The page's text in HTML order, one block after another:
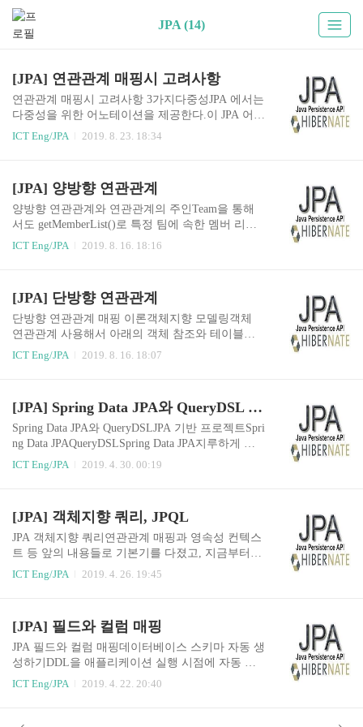
JPA (14)
[JPA] 연관관계 매핑시 고려사항
연관관계 매핑시 고려사항 3가지다중성JPA 에서는
다중성을 위한 어노테이션을 제공한다.이 JPA 어노
테이션들은 DB와 매핑하기 위해 존재 한다.그래서
데이터베이스 관점에서의 다중성을 기준으로 고민
다중성을 고민하다가 풀리지 않으면 대칭성을 고
려하자. 다중성의 관계들은 대칭성을 다 가지고 있
다. 예를 들면, 회원과 팀 - 팀과 회원 둘다를 고려
단방향 연관관계 - https://ict-nroo.tistory.com/121양
ICT Eng/JPA 2019. 8. 23. 18:34
[JPA] 양방향 연관관계
양방향 연관관계와 연관관계의 주인Team을 통해
서도 getMemberList()로 특정 팀에 속한 멤버 리스
트를 가져오고 싶다.객체 설계는 위와 같이 Membe
r에서는 Team을 가지고 있고, Team에서는 Members
면 된다. DB는 방향이 없다!이 두가지가 큰 차이다.
코드로 이해Member 엔티티는 단방향과 동일하다.
@Entity public class Member { @Id @GeneratedValu
private String name; private int age; ​ @ManyToOne
ICT Eng/JPA 2019. 8. 16. 18:16
[JPA] 단방향 연관관계
단방향 연관관계 매핑 이론객체지향 모델링객체
연관관계 사용해서 아래의 객체 참조와 테이블의
외래키를 매핑하는 방법 학습객체의 참조와 테이
블의 외래 키를 매핑한다.외래 키 대신에 TEAM 객
간다. 적어주는게 더 명시적이다.그리고 연관관계
를 설정한다 @ManyToOne.하나의 Team이 여러개
의 Member를 가지고 있다.그렇게 보면 TEAM 입장
ManyToOne.이렇게 설정하면 Team 이라는 필드가
관계 매핑이라고 한다. ORM 매핑!!!!..
ICT Eng/JPA 2019. 8. 16. 18:07
[JPA] Spring Data JPA와 QueryDSL 이해, 실무 경험 공유
Spring Data JPA와 QueryDSLJPA 기반 프로젝트Spri
ng Data JPAQueryDSLSpring Data JPA지루하게 반
복되는 CRUD 문제를 세련된 방법으로 해결개발자
는 인터페이스만 작성한다스프링 데이터 JPA가 구
id save(Member member) {...} public Member findOn
e(Long id) {...} public List findAll() {...} public Me
mber findByUsername(String username) {...} }public
ICT Eng/JPA 2019. 4. 30. 00:19
[JPA] 객체지향 쿼리, JPQL
JPA 객체지향 쿼리연관관계 매핑과 영속성 컨텍스
트 등 앞의 내용들로 기본기를 다졌고, 지금부터는
활용 단계이다.JPA와 객체지향 쿼리QueryDSLJPA
는 다양한 쿼리 방법을 지원JPQLJPA CriteriaQuert
nce Query Language가장 단순한 조회 방법EntityMa
nager.find()객체 그래프 탐색(a.getB().getC())로 get
get get 하면서 계속 찾아다닐 수 없다.나이가 18살
사용하면 엔티티 객체를 중심으로 개발문제는 검
체..
ICT Eng/JPA 2019. 4. 26. 19:45
[JPA] 필드와 컬럼 매핑
JPA 필드와 컬럼 매핑데이터베이스 스키마 자동 생
성하기DDL을 애플리케이션 실행 시점에 자동 생
성테이블 중심 -> 객체 중심으로 이동한 것이다.데
이터베이스 방언을 활용해서 데이터베이스에 맞는
에서만 사용생성된 DDL은 운영서버에서는 사용하
ICT Eng/JPA 2019. 4. 22. 20:40